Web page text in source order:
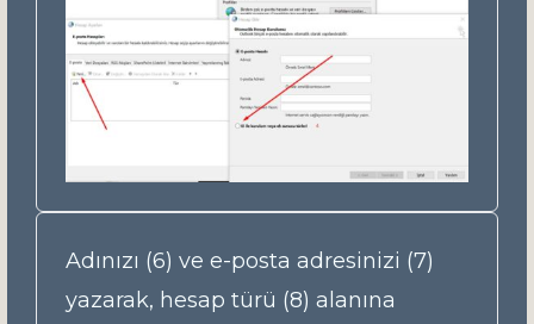
Adınızı (6) ve e-posta adresinizi (7)
yazarak, hesap türü (8) alanına